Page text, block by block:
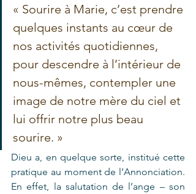
« Sourire à Marie, c’est prendre
quelques instants au cœur de
nos activités quotidiennes,
pour descendre à l’intérieur de
nous-mêmes, contempler une
image de notre mère du ciel et
lui offrir notre plus beau
sourire. »
Dieu a, en quelque sorte, institué cette
pratique au moment de l’Annonciation.
En effet, la salutation de l’ange – son